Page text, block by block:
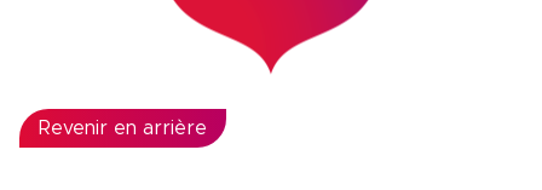
Revenir en arrière